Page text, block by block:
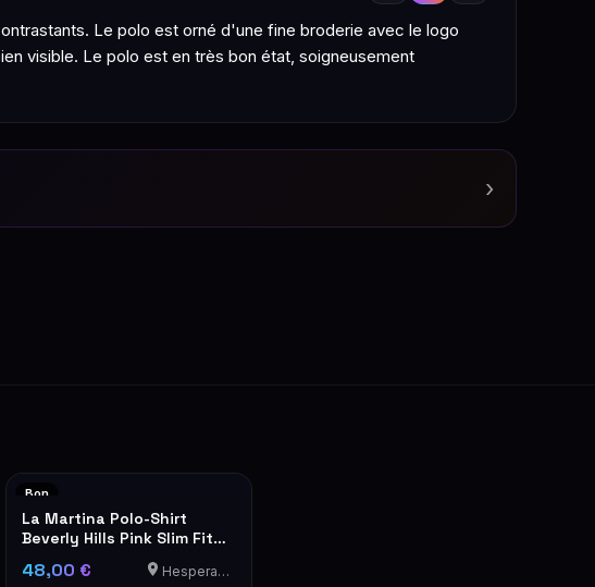
Le polo est orné d'une fine broderie avec le logo
visible. Le polo est en très bon état, soigneusement
›
Bon
La Martina Polo-Shirt
Beverly Hills Pink Slim Fit
48,00 € Hesperange